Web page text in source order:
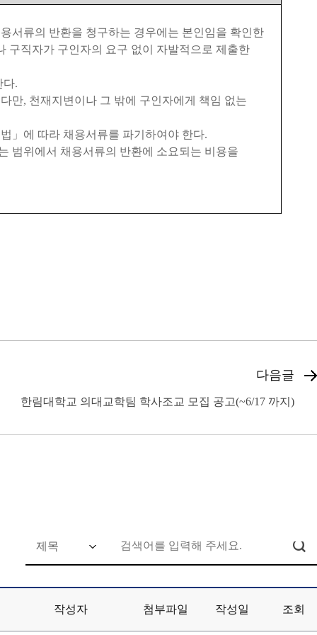
서류의 반환을 청구하는 경우에는 본인임을 확인한
구직자가 구인자의 요구 없이 자발적으로 제출한
다.
다만, 천재지변이나 그 밖에 구인자에게 책임 없는
」 에 따라 채용서류를 파기하여야 한다.
범위에서 채용서류의 반환에 소요되는 비용을
다음글
한림대학교 의대교학팀 학사조교 모집 공고(~6/17 까지)
작성자 첨부파일 작성일 조회